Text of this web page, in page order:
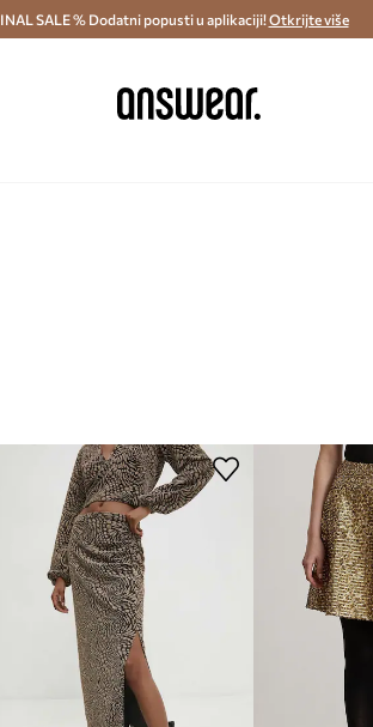
(od 70€) > Dostava u roku 48 sati >
SALE % Dodatni popusti u aplikaciji!Otkrijte više